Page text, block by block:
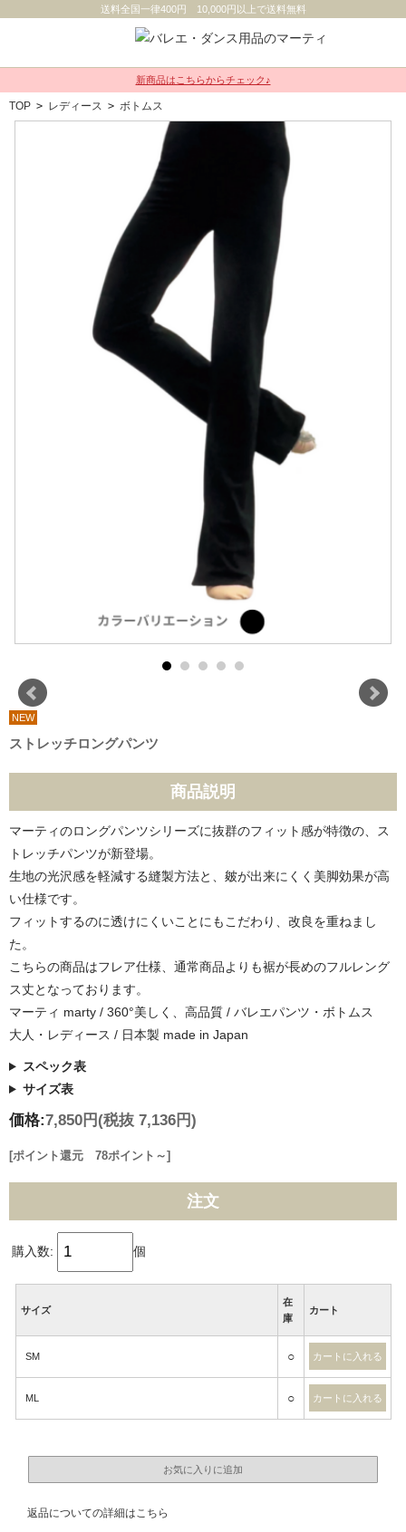
送料全国一律400円 10,000円以上で送料無料
新商品はこちらからチェック♪
TOP > レディース > ボトムス
NEW
ストレッチロングパンツ
商品説明
マーティのロングパンツシリーズに抜群のフィット感が特徴の、ス
トレッチパンツが新登場。
生地の光沢感を軽減する縫製方法と、皴が出来にくく美脚効果が高
い仕様です。
フィットするのに透けにくいことにもこだわり、改良を重ねまし
た。
こちらの商品はフレア仕様、通常商品よりも裾が長めのフルレング
ス丈となっております。
マーティ marty / 360°美しく、高品質 / バレエパンツ・ボトムス
大人・レディース / 日本製 made in Japan
スペック表
サイズ表
価格:7,850円 (税抜 7,136円)
[ポイント還元 78ポイント～]
注文
購入数: 個
サイズ
在
庫
カート
SM ○
ML ○
返品についての詳細はこちら